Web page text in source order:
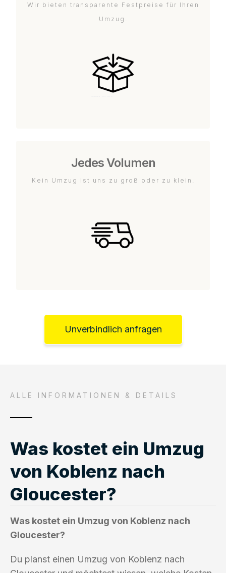
Wir bieten transparente Festpreise für Ihren
Umzug.
Jedes Volumen
Kein Umzug ist uns zu groß oder zu klein.
Unverbindlich anfragen
ALLE INFORMATIONEN & DETAILS
Was kostet ein Umzug
von Koblenz nach
Gloucester?
Was kostet ein Umzug von Koblenz nach
Gloucester?
Du planst einen Umzug von Koblenz nach